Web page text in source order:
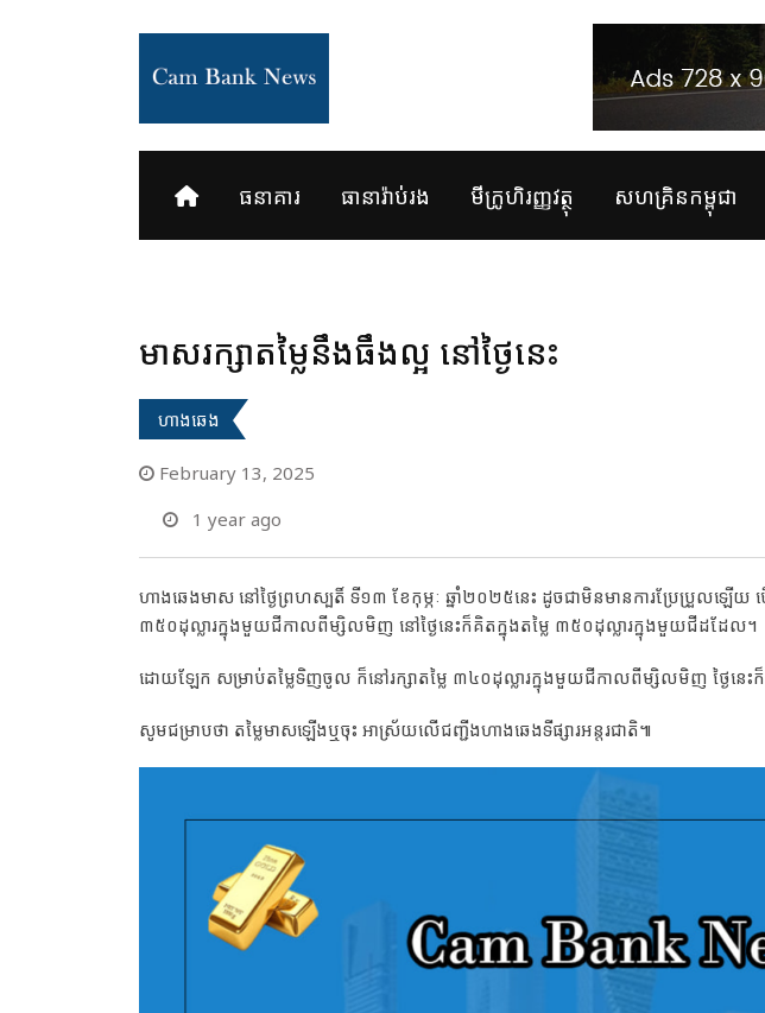
ធនាគារ ធានារ៉ាប់រង មីក្រូហិរញ្ញវត្ថុ សហគ្រិនកម្ពុជា
មាសរក្សាតម្លៃនឹងធឹងល្អ នៅថ្ងៃនេះ
ហាងឆេង
February 13, 2025
1 year ago
ហាងឆេងមាស នៅថ្ងៃព្រហស្បតិ៍ ទី១៣ ខែកុម្ភៈ ឆ្នាំ២០២៥នេះ ដូចជាមិនមានការប្រែប្រួលឡ
៣៥០ដុល្លារក្នុងមួយជីកាលពីម្សិលមិញ នៅថ្ងៃនេះក៏គិតក្នុងតម្លៃ ៣៥០ដុល្លារក្នុងមួយជីដដែល។
ដោយឡែក សម្រាប់តម្លៃទិញចូល ក៏នៅរក្សាតម្លៃ ៣៤០ដុល្លារក្នុងមួយជីកាលពីម្សិលមិញ ថ្ងៃនេះ
សូមជម្រាបថា តម្លៃមាសឡើងឬចុះ អាស្រ័យលើជញ្ជីងហាងឆេងទីផ្សារអន្តរជាតិ៕